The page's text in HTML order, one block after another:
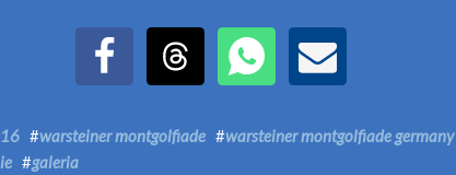
#warsteiner montgolfiade #warsteiner montgolfiade germany
#galeria